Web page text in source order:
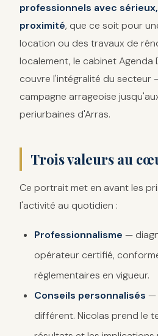
professionnels avec
proximité, que ce soit pour
location ou des travaux de
localement, le cabinet Agenda
couvre l'intégralité du secteur
campagne arrageoise
periurbaines d'Arras.
Trois valeurs au
Ce portrait met en avant les
l'activité au quotidien :
Professionnalisme —
opérateur certifié,
réglementaires en vigueur.
Conseils personnalisés —
différent. Nicolas prend le